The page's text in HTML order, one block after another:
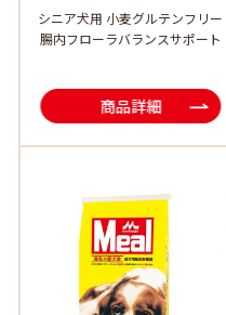
シニア犬用 小麦グルテンフリー
腸内フローラバランスサポート
商品詳細